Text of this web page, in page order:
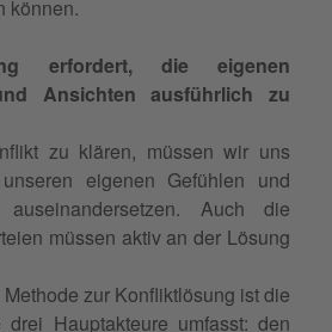
können.
erfordert, die eigenen
Ansichten ausführlich zu
zu klären, müssen wir uns
eigenen Gefühlen und
auseinandersetzen. Auch die
müssen aktiv an der Lösung
zur Konfliktlösung ist die
drei Hauptakteure umfasst: den